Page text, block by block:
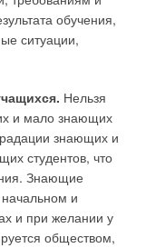
обучения,
ситуации,
Нельзя
и мало знающих
знающих и
студентов, что
Знающие
и
и при желании у
обществом,